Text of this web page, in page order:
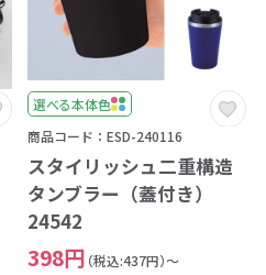
選べる本体色
商品コード：ESD-240116
スタイリッシュ二重構造
タンブラー（蓋付き）
24542
398円 （税込:437円）～